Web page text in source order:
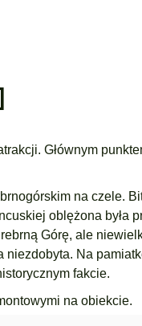
Głównym
na czele.
oblężona była
Górę, ale
niezdobyta. Na
fakcie.
na obiekcie.